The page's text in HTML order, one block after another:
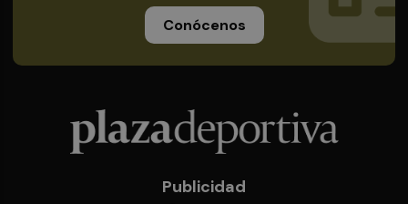
Conócenos
Publicidad